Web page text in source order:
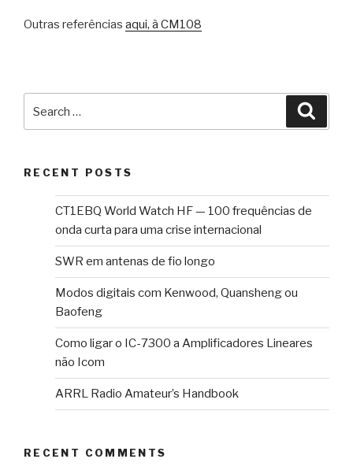
Outras referências aqui, à CM108
for:
RECENT POSTS
CT1EBQ World Watch HF — 100 frequências de
onda curta para uma crise internacional
SWR em antenas de fio longo
Modos digitais com Kenwood, Quansheng ou
Baofeng
Como ligar o IC-7300 a Amplificadores Lineares
não Icom
ARRL Radio Amateur’s Handbook
RECENT COMMENTS